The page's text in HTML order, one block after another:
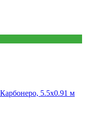
5.5x0.91 м